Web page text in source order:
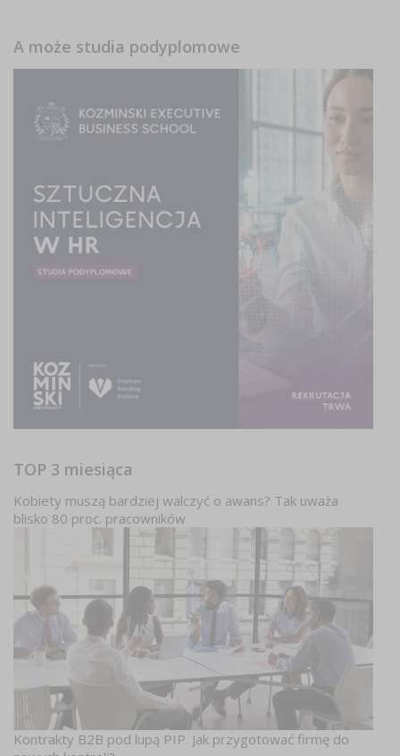
A może studia podyplomowe
TOP 3 miesiąca
Kobiety muszą bardziej walczyć o awans? Tak uważa
blisko 80 proc. pracowników
Kontrakty B2B pod lupą PIP. Jak przygotować firmę do